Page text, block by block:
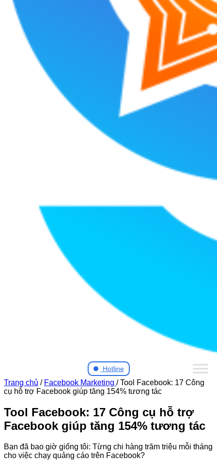
Hotline
Trang chủ / Facebook Marketing / Tool Facebook: 17 Công
cụ hỗ trợ Facebook giúp tăng 154% tương tác
Tool Facebook: 17 Công cụ hỗ trợ
Facebook giúp tăng 154% tương tác
Bạn đã bao giờ giống tôi: Từng chi hàng trăm triệu mỗi tháng
cho việc chạy quảng cáo trên Facebook?